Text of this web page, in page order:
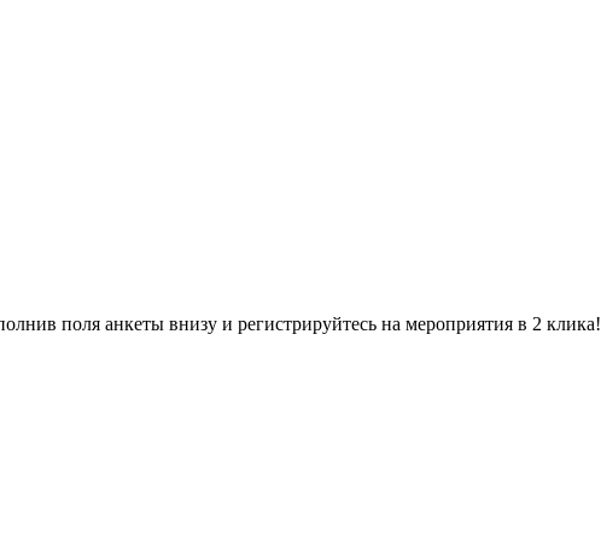
поля анкеты внизу и регистрируйтесь на мероприятия в 2 клика!